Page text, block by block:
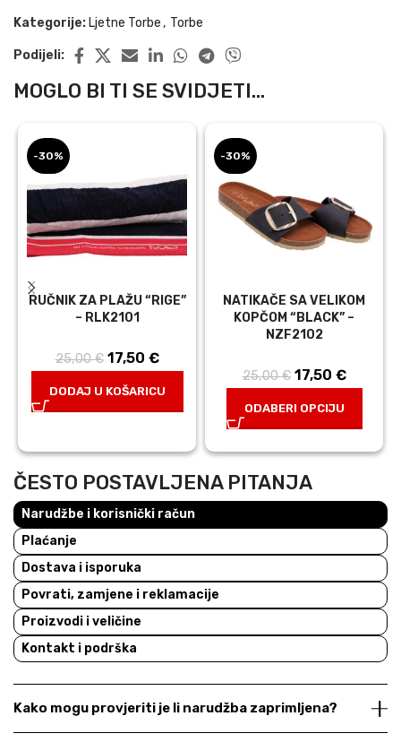
Kategorije: Ljetne Torbe, Torbe
Podijeli:
MOGLO BI TI SE SVIDJETI...
-30%
RUČNIK ZA PLAŽU “RIGE”
– RLK2101
25,00€
Izvorna
25,00 €.
17,50 €Trenutna
17,50 €.
DODAJ U KOŠARICU
-30%
NATIKAČE SA VELIKOM
KOPČOM “BLACK” –
NZF2102
25,00€
Izvorna
25,00 €.
17,50 €
ODABERI OPCIJU
ČESTO POSTAVLJENA PITANJA
Narudžbe i korisnički račun
Plaćanje
Dostava i isporuka
Povrati, zamjene i reklamacije
Proizvodi i veličine
Kontakt i podrška
Kako mogu provjeriti je li narudžba zaprimljena?